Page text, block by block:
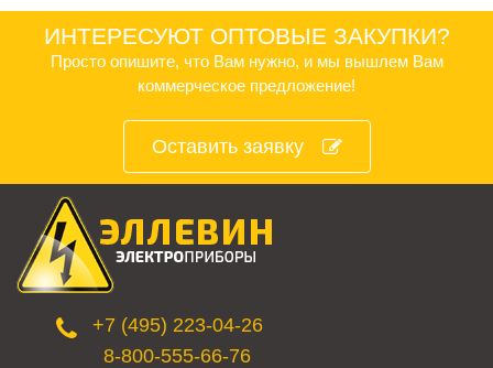
ИНТЕРЕСУЮТ ОПТОВЫЕ ЗАКУПКИ?
Просто опишите, что Вам нужно, и мы вышлем Вам
коммерческое предложение!
Оставить заявку
+7 (495) 223-04-26
8-800-555-66-76